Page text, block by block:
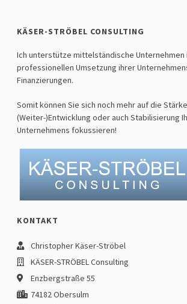
KÄSER-STRÖBEL CONSULTING
Ich unterstütze mittelständische Unternehmen
professionellen Umsetzung ihrer
Finanzierungen.
Somit können Sie sich noch mehr auf die
(Weiter-)Entwicklung oder auch Stabilisierung
Unternehmens fokussieren!
KONTAKT
Christopher Käser-Ströbel
KÄSER-STRÖBEL Consulting
Enzbergstraße 55
74182 Obersulm